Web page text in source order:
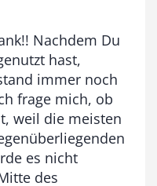
Nachdem Du
hast,
immer noch
frage mich, ob
weil die meisten
es nicht
des